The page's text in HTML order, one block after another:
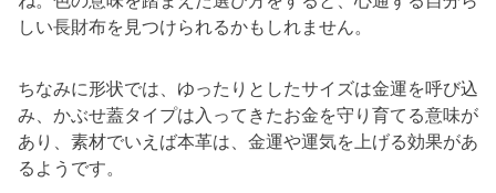
しい長財布を見つけられるかもしれません。
ちなみに形状では、ゆったりとしたサイズは金運を呼び込
み、かぶせ蓋タイプは入ってきたお金を守り育てる意味が
あり、素材でいえば本革は、金運や運気を上げる効果があ
るようです。